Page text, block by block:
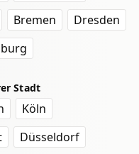
Bremen
Dresden
Stadt
Köln
Düsseldorf